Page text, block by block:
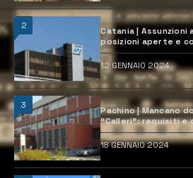
2
Catania |
posizioni aperte e
12 GENNAIO 2024
3
Pachino | Mancano
“Calleri”: requisiti e
18 GENNAIO 2024